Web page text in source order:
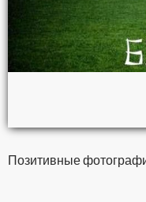
Позитивные